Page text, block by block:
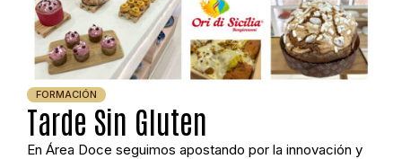
Tarde Sin Gluten
FORMACIÓN
En Área Doce seguimos apostando por la innovación y